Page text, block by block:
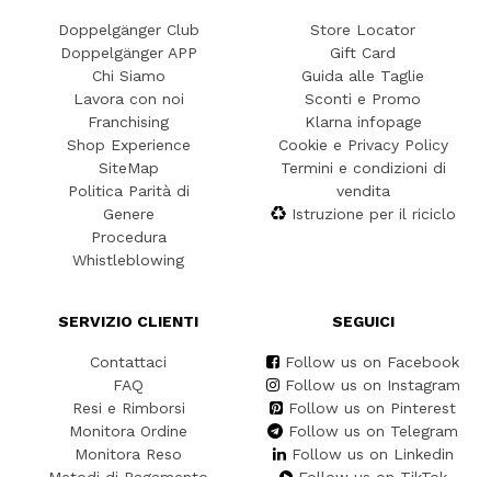
Doppelgänger Club
Doppelgänger APP
Chi Siamo
Lavora con noi
Franchising
Shop Experience
SiteMap
Politica Parità di
Genere
Procedura
Whistleblowing
Store Locator
Gift Card
Guida alle Taglie
Sconti e Promo
Klarna infopage
Cookie e Privacy Policy
Termini e condizioni di
vendita
Istruzione per il riciclo
SERVIZIO CLIENTI
Contattaci
FAQ
Resi e Rimborsi
Monitora Ordine
Monitora Reso
SEGUICI
Follow us on Facebook
Follow us on Instagram
Follow us on Pinterest
Follow us on Telegram
Follow us on Linkedin